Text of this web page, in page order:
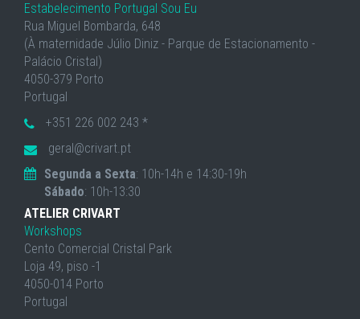
Estabelecimento Portugal Sou Eu
Rua Miguel Bombarda, 648
(À maternidade Júlio Diniz - Parque de Estacionamento -
Palácio Cristal)
4050-379 Porto
Portugal
+351 226 002 243 *
geral@crivart.pt
Segunda a Sexta: 10h-14h e 14:30-19h
Sábado: 10h-13:30
ATELIER CRIVART
Workshops
Cento Comercial Cristal Park
Loja 49, piso -1
4050-014 Porto
Portugal